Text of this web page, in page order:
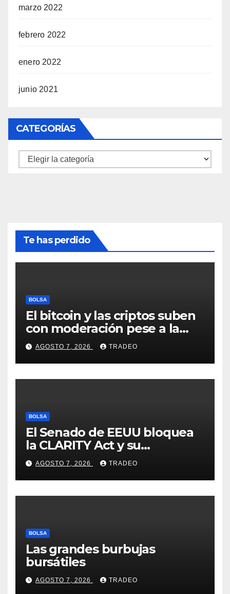
marzo 2022
febrero 2022
enero 2022
junio 2021
CATEGORÍAS
Categorías
Te has perdido
BOLSA
El bitcoin y las criptos suben
con moderación pese a la
incertidumbre en Oriente
Medio
AGOSTO 7, 2026 TRADEO
BOLSA
El Senado de EEUU bloquea
la CLARITY Act y su
aprobación en 2026 peligra
AGOSTO 7, 2026 TRADEO
BOLSA
Las grandes burbujas
bursátiles
AGOSTO 7, 2026 TRADEO